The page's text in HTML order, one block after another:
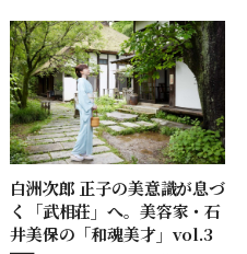
白洲次郎 正子の美意識が息づ
く「武相荘」へ。美容家・石
井美保の「和魂美才」vol.3